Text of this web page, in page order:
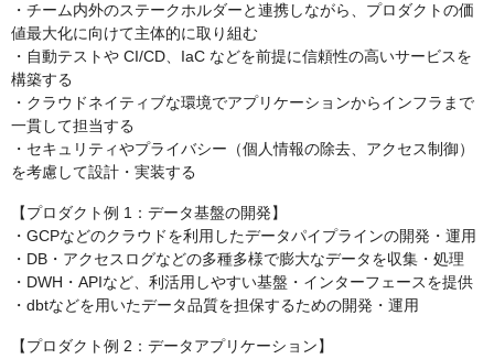
・チーム内外のステークホルダーと連携しながら、プロダクトの価
値最大化に向けて主体的に取り組む
・自動テストや CI/CD、IaC などを前提に信頼性の高いサービスを
構築する
・クラウドネイティブな環境でアプリケーションからインフラまで
一貫して担当する
・セキュリティやプライバシー（個人情報の除去、アクセス制御）
を考慮して設計・実装する
【プロダクト例 1：データ基盤の開発】
・GCPなどのクラウドを利用したデータパイプラインの開発・運用
・DB・アクセスログなどの多種多様で膨大なデータを収集・処理
・DWH・APIなど、利活用しやすい基盤・インターフェースを提供
・dbtなどを用いたデータ品質を担保するための開発・運用
【プロダクト例 2：データアプリケーション】